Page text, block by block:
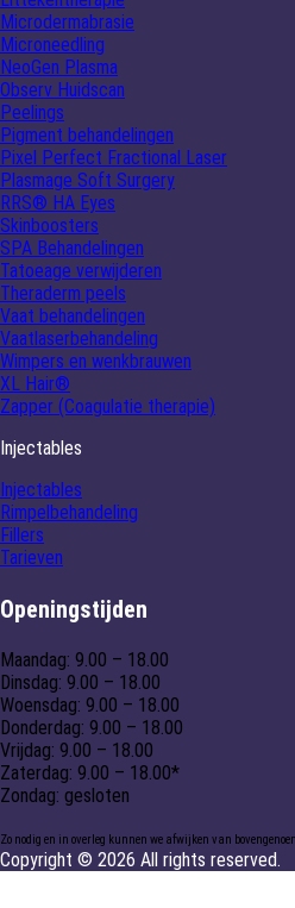
Microdermabrasie
Microneedling
NeoGen Plasma
Observ Huidscan
Peelings
Pigment behandelingen
Pixel Perfect Fractional Laser
Plasmage Soft Surgery
RRS® HA Eyes
Skinboosters
SPA Behandelingen
Tatoeage verwijderen
Theraderm peels
Vaat behandelingen
Vaatlaserbehandeling
Wimpers en wenkbrauwen
XL Hair®
Zapper (Coagulatie therapie)
Injectables
Injectables
Rimpelbehandeling
Fillers
Tarieven
Openingstijden
Maandag: 9.00 – 18.00
Dinsdag: 9.00 – 18.00
Woensdag: 9.00 – 18.00
Donderdag: 9.00 – 18.00
Vrijdag: 9.00 – 18.00
Zaterdag: 9.00 – 18.00*
Zondag: gesloten
Zo nodig en in overleg kunnen we afwijken van
Copyright © 2026 All rights reserved.